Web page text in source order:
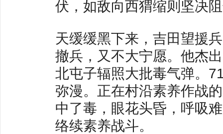
伏，如敌向西猬缩则坚决
天缓缓黑下来，吉田望援
撤兵，又不大宁愿。他杰
北屯子辐照大批毒气弹。
弥漫。正在村沿素养作战
中了毒，眼花头昏，呼吸
络续素养战斗。